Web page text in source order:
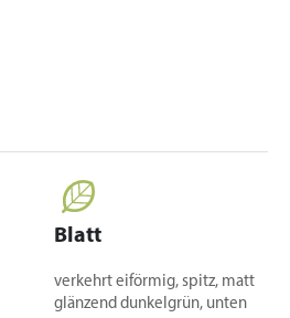
Blatt
verkehrt eiförmig, spitz, matt
glänzend dunkelgrün, unten